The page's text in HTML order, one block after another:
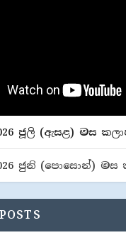
ජූලි (​ඇසළ) මස
ජුනි (​පොසොන්) මස